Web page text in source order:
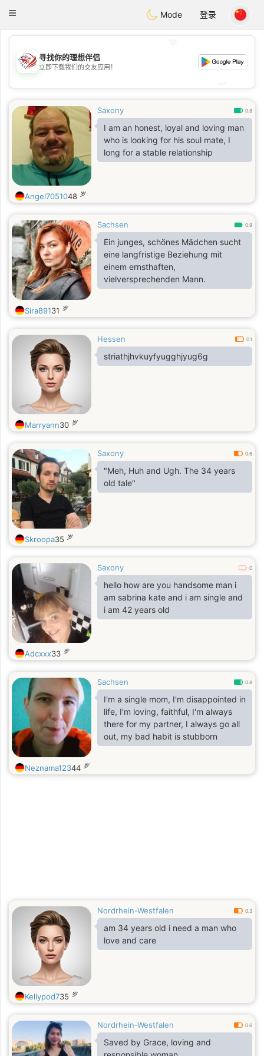
Dating
Toggle
Mode 登录
💖
💕
寻找你的理想伴侣
立即下载我们的交友应用！
Saxony 0.8
I am an honest, loyal and loving man
who is looking for his soul mate, I
long for a stable relationship
Angel7051048 岁
Sachsen 0.9
Ein junges, schönes Mädchen sucht
eine langfristige Beziehung mit
einem ernsthaften,
vielversprechenden Mann.
Sira89131 岁
Hessen 0.1
striathjhvkuyfyugghjyug6g
Marryann30 岁
Saxony 0.6
"Meh, Huh and Ugh. The 34 years
old tale"
Skroopa35 岁
Saxony 0
hello how are you handsome man i
am sabrina kate and i am single and
i am 42 years old
Adcxxx33 岁
Sachsen 0.8
I'm a single mom, I'm disappointed in
life, I'm loving, faithful, I'm always
there for my partner, I always go all
out, my bad habit is stubborn
Neznama12344 岁
Nordrhein-Westfalen 0.3
am 34 years old i need a man who
love and care
Kellypod735 岁
Nordrhein-Westfalen 0.6
Saved by Grace, loving and